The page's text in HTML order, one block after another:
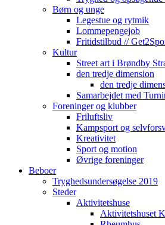
Børn og unge
Legestue og rytmik
Lommepengejob
Fritidstilbud //
Kultur
Street art i Brøndby
den tredje dimension
den tredje
Samarbejdet med
Foreninger og klubber
Friluftsliv
Kampsport og
Kreativitet
Sport og motion
Øvrige foreninger
Beboer
Tryghedsundersøgelse 2019
Steder
Aktivitetshuse
Aktivitetshuset